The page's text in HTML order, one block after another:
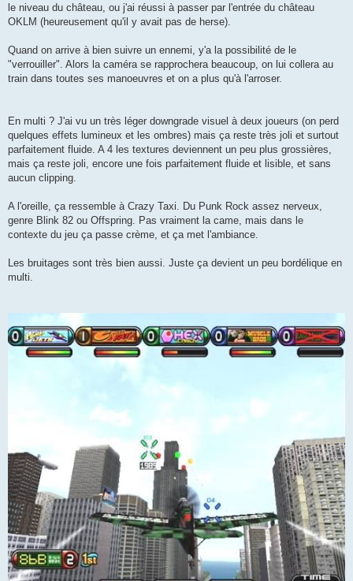
le niveau du château, ou j'ai réussi à passer par l'entrée du château
OKLM (heureusement qu'il y avait pas de herse).
Quand on arrive à bien suivre un ennemi, y'a la possibilité de le
"verrouiller". Alors la caméra se rapprochera beaucoup, on lui collera au
train dans toutes ses manoeuvres et on a plus qu'à l'arroser.
En multi ? J'ai vu un très léger downgrade visuel à deux joueurs (on perd
quelques effets lumineux et les ombres) mais ça reste très joli et surtout
parfaitement fluide. A 4 les textures deviennent un peu plus grossières,
mais ça reste joli, encore une fois parfaitement fluide et lisible, et sans
aucun clipping.
A l'oreille, ça ressemble à Crazy Taxi. Du Punk Rock assez nerveux,
genre Blink 82 ou Offspring. Pas vraiment la came, mais dans le
contexte du jeu ça passe crème, et ça met l'ambiance.
Les bruitages sont très bien aussi. Juste ça devient un peu bordélique en
multi.